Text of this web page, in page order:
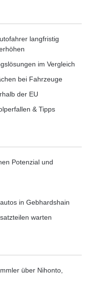
Parkgebühren
smart
langfristig
im Vergleich
bei Fahrzeuge
der EU
& Tipps
Potenzial und
in Gebhardshain
warten
über Nihonto,